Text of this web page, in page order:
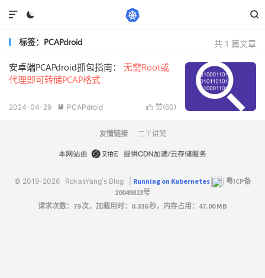



共 1 篇文章
标签：PCAPdroid
安卓端PCAPdroid抓包指南： 无需Root或
代理即可转储PCAP格式
 赞(60)
2024-04-29  PCAPdroid
友情链接 二丫讲梵
© 2019-2026 RokasYang's Blog Running on Kubernetes | 粤ICP备
20049823号
请求次数：79 次，加载用时：0.336 秒，内存占用：47.00 MB